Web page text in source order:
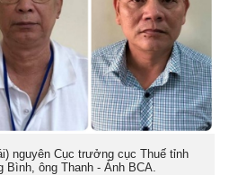
nguyên Cục trưởng cục Thuế tỉnh
Bình, ông Thanh - Ảnh BCA.